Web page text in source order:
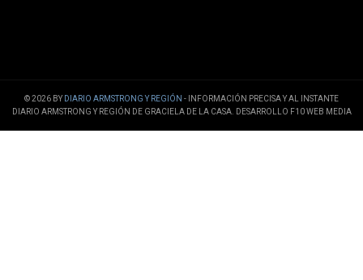
© 2026 BY DIARIO ARMSTRONG Y REGIÓN - INFORMACIÓN PRECISA Y AL INSTANTE
DIARIO ARMSTRONG Y REGIÓN DE GRACIELA DE LA CASA. DESARROLLO F10 WEB MEDIA